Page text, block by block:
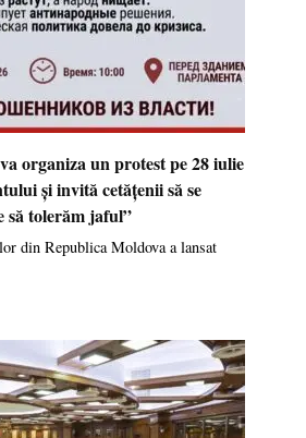
organiza un protest pe 28 iulie
și invită cetățenii să se
să tolerăm jaful”
din Republica Moldova a lansat